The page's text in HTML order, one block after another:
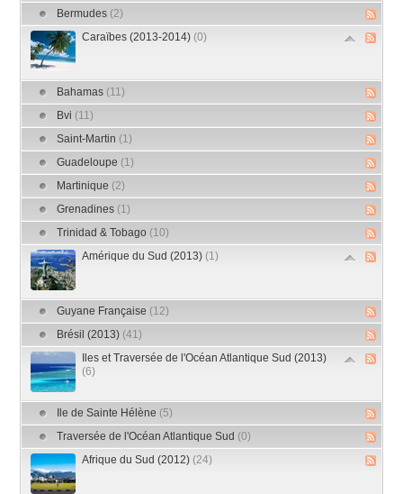
Bermudes (2)
Caraïbes (2013-2014) (0)
Bahamas (11)
Bvi (11)
Saint-Martin (1)
Guadeloupe (1)
Martinique (2)
Grenadines (1)
Trinidad & Tobago (10)
Amérique du Sud (2013) (1)
Guyane Française (12)
Brésil (2013) (41)
Iles et Traversée de l'Océan Atlantique Sud (2013)
(6)
Ile de Sainte Hélène (5)
Traversée de l'Océan Atlantique Sud (0)
Afrique du Sud (2012) (24)